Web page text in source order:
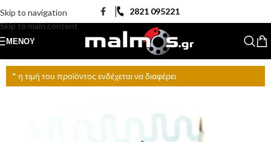
Skip to navigation
Skip to main content
2821 095221
ΜΕΝΟΎ
* η τιμή του προϊόντος ενδέχεται να διαφέρει